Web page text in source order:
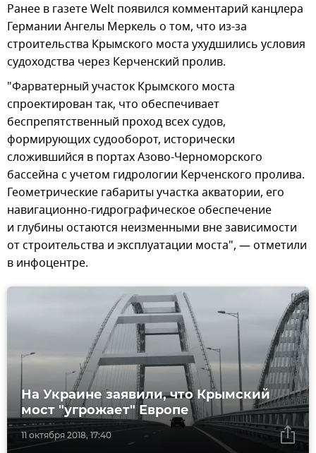
Ранее в газете Welt появился комментарий канцлера
Германии Ангелы Меркель о том, что из-за
строительства Крымского моста ухудшились условия
судоходства через Керченский пролив.
"Фарватерный участок Крымского моста
спроектирован так, что обеспечивает
беспрепятственный проход всех судов,
формирующих судооборот, исторически
сложившийся в портах Азово-Черноморского
бассейна с учетом гидрологии Керченского пролива.
Геометрические габариты участка акватории, его
навигационно-гидрографическое обеспечение
и глубины остаются неизменными вне зависимости
от строительства и эксплуатации моста", — отметили
в инфоцентре.
11 октября 2018, 17:40
На Украине заявили, что Крымский
мост "угрожает" Европе